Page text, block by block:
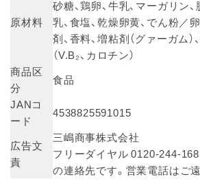
原材料
砂糖、鶏卵、牛乳、マーガリン
乳、食塩、乾燥卵黄、でん粉／
剤、香料、増粘剤（グァーガム）
（V.B₂、カロチン）
商品区
分
食品
JANコ
ード
4538825591015
広告文
責
三嶋商事株式会社
フリーダイヤル 0120-244-
の連絡先です。営業電話はご